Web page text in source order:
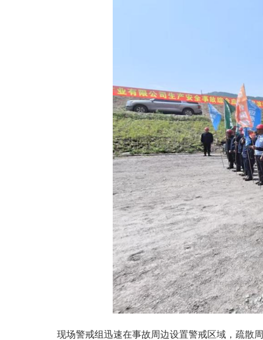
现场警戒组迅速在事故周边设置警戒区域，疏散